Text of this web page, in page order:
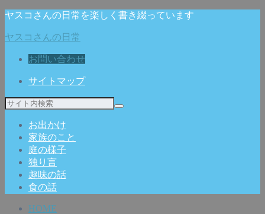
ヤスコさんの日常を楽しく書き綴っています
ヤスコさんの日常
お問い合わせ
サイトマップ
お出かけ
家族のこと
庭の様子
独り言
趣味の話
食の話
HOME